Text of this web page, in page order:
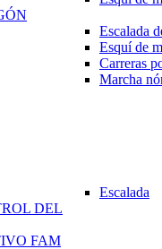
Escalada
Esquí de
Carreras
Marcha
Escalada
DEL
FAM